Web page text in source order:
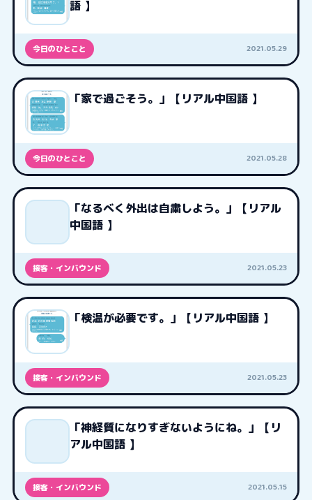
語 】
今日のひとこと 2021.05.29
「家で過ごそう。」【リアル中国語 】
今日のひとこと 2021.05.28
「なるべく外出は自粛しよう。」【リアル
中国語 】
接客・インバウンド 2021.05.23
「検温が必要です。」【リアル中国語 】
接客・インバウンド 2021.05.23
「神経質になりすぎないようにね。」【リ
アル中国語 】
接客・インバウンド 2021.05.15